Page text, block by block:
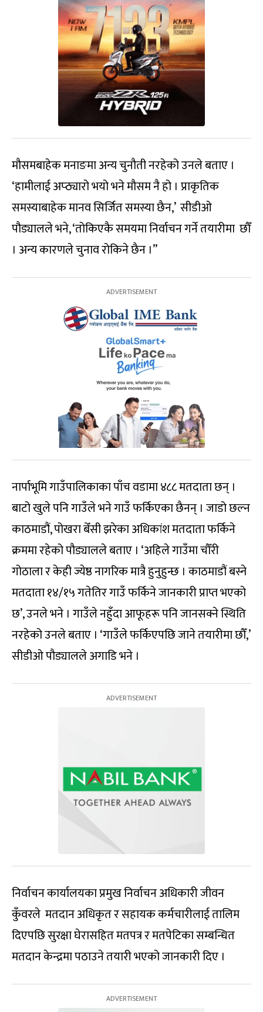
मौसमबाहेक मनाङमा अन्य चुनौती नरहेको उनले बताए ।
‘हामीलाई अप्ठ्यारो भयो भने मौसम नै हो । प्राकृतिक
समस्याबाहेक मानव सिर्जित समस्या छैन,’ सीडीओ
पौड्यालले भने, ‘तोकिएकै समयमा निर्वाचन गर्ने तयारीमा छौँ
। अन्य कारणले चुनाव रोकिने छैन ।”
नार्पाभूमि गाउँपालिकाका पाँच वडामा ४८८ मतदाता छन् ।
बाटो खुले पनि गाउँले भने गाउँ फर्किएका छैनन् । जाडो छल्न
काठमाडौं, पोखरा बेँसी झरेका अधिकांश मतदाता फर्किने
क्रममा रहेको पौड्यालले बताए । ‘अहिले गाउँमा चौँरी
गोठाला र केही ज्येष्ठ नागरिक मात्रै हुनुहुन्छ । काठमाडौं बस्ने
मतदाता १४/१५ गतेतिर गाउँ फर्किने जानकारी प्राप्त भएको
छ’, उनले भने । गाउँले नहुँदा आफूहरू पनि जानसक्ने स्थिति
नरहेको उनले बताए । ‘गाउँले फर्किएपछि जाने तयारीमा छौँ,’
सीडीओ पौड्यालले अगाडि भने ।
निर्वाचन कार्यालयका प्रमुख निर्वाचन अधिकारी जीवन
कुँवरले मतदान अधिकृत र सहायक कर्मचारीलाई तालिम
दिएपछि सुरक्षा घेरासहित मतपत्र र मतपेटिका सम्बन्धित
मतदान केन्द्रमा पठाउने तयारी भएको जानकारी दिए ।